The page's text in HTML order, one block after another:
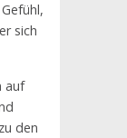
sich
auf
den